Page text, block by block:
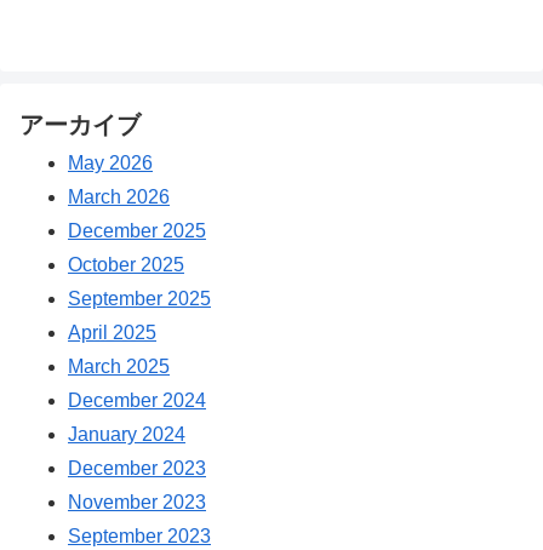
アーカイブ
May 2026
March 2026
December 2025
October 2025
September 2025
April 2025
March 2025
December 2024
January 2024
December 2023
November 2023
September 2023